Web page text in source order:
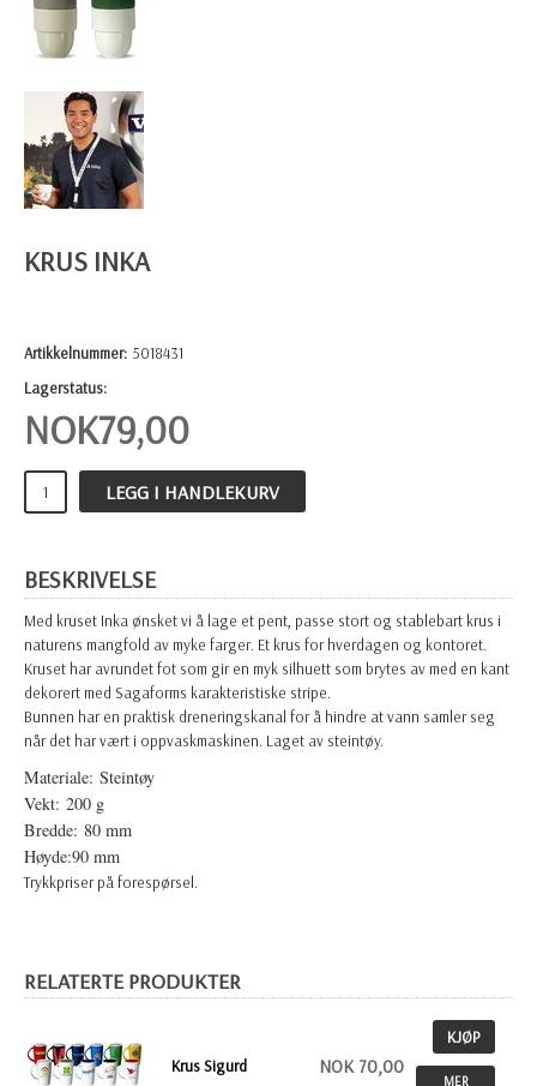
KRUS INKA
Artikkelnummer: 5018431
Lagerstatus:
NOK79,00
LEGG I HANDLEKURV
BESKRIVELSE
Med kruset Inka ønsket vi å lage et pent, passe stort og stablebart krus i
naturens mangfold av myke farger. Et krus for hverdagen og kontoret.
Kruset har avrundet fot som gir en myk silhuett som brytes av med en kant
dekorert med Sagaforms karakteristiske stripe.
Bunnen har en praktisk dreneringskanal for å hindre at vann samler seg
når det har vært i oppvaskmaskinen. Laget av steintøy.
Materiale: Steintøy
Vekt: 200 g
Bredde: 80 mm
Høyde:90 mm
Trykkpriser på forespørsel.
RELATERTE PRODUKTER
Krus Sigurd NOK 70,00
KJØP
MER